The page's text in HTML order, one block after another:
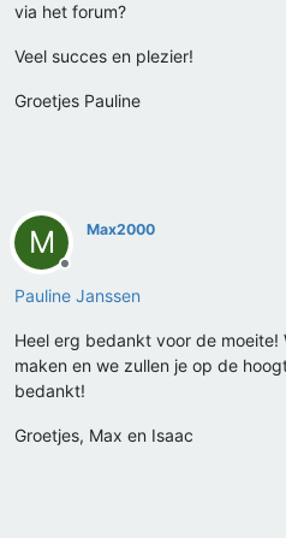
via het forum?
Veel succes en plezier!
Groetjes Pauline
M
Offline
Max2000
Pauline Janssen
Heel erg bedankt voor de moeite!
maken en we zullen je op de
bedankt!
Groetjes, Max en Isaac